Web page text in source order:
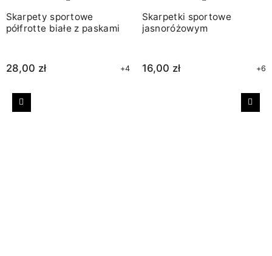
Skarpety sportowe
półfrotte białe z paskami
28,00 zł +4
Skarpetki sportowe
jasnoróżowym
16,00 zł +6
Poprzedni